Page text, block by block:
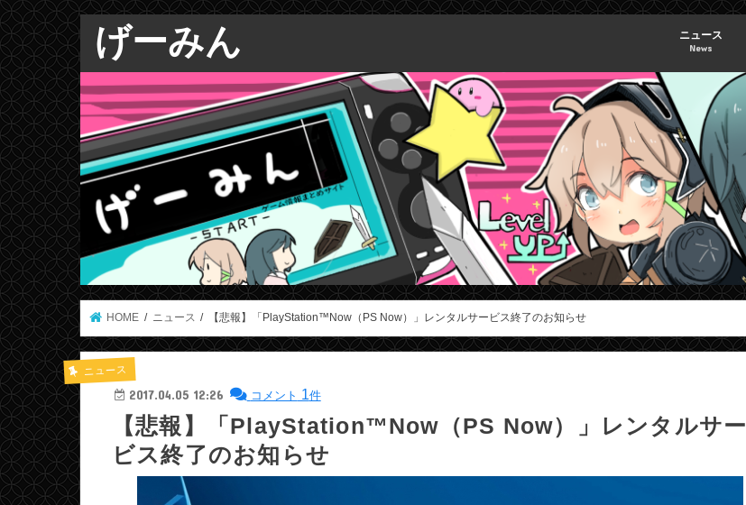
げーみん ニュース
News
HOME ニュース 【悲報】「PlayStation™Now（PS Now）」レンタルサービス終了のお知らせ
ニュース
2017.04.05 12:26 コメント 1件
【悲報】「PlayStation™Now（PS Now）」レンタルサー
ビス終了のお知らせ